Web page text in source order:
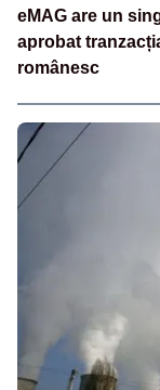
eMAG are un
aprobat
românesc